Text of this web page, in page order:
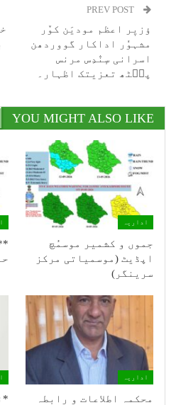
ؤزیٖر اعظم مودیَن کوٚر
مشہوٗر اداکار گووردھن
اسرانی سٕنٛدِس مرنس
پٮ۪ٹھ تعزیتک اظہار۔
YOU MIGHT ALSO LIKE
اداریہ
جموں و کشمیر موسمُچ
اپڈیٹ (موسمیاتی مرکز
سرینگر)
اداریہ
محکمہ اطلاعات و رابطہ